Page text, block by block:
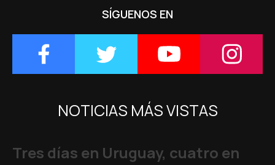
SÍGUENOS EN
NOTICIAS MÁS VISTAS
Tres días en Uruguay, cuatro en